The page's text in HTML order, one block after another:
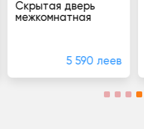
Скрытая дверь
межкомнатная
5 590 леев